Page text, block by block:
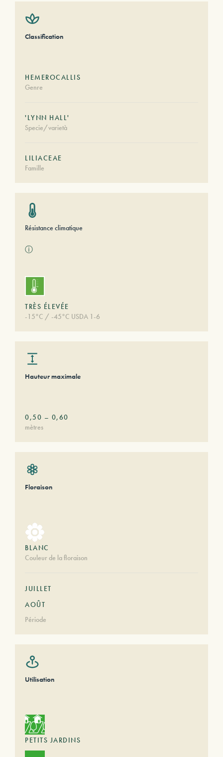
Classification
HEMEROCALLIS
Genre
'LYNN HALL'
Specie/varietà
LILIACEAE
Famille
Résistance climatique
ⓘ
TRÈS ÉLEVÉE
-15°C / -45°C USDA 1-6
Hauteur maximale
0,50 – 0,60
mètres
Floraison
BLANC
Couleur de la floraison
JUILLET
AOÛT
Période
Utilisation
PETITS JARDINS